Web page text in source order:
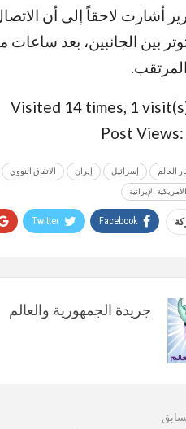
أشارت لاحقاً إلى أن
بين الجانبين، بعد
Visited 14 times, 1
Post Views:
العالم إسرائيل إيران الاتفاق النووي
الإيرانية
Facebook
Twitter
جريدة الجمهورية والعالم